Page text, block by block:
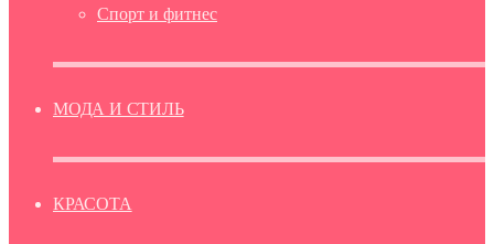
Спорт и фитнес
МОДА И СТИЛЬ
КРАСОТА